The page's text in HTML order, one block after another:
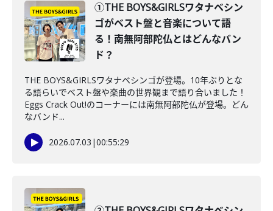
①THE BOYS&GIRLSワタナベシン
ゴがベスト盤と音楽について語
る！南無阿部陀仏とはどんなバン
ド？
THE BOYS&GIRLSワタナベシンゴが登場。10年ぶりとな
る語らいでベスト盤や楽曲の世界観まで語り合いました！
Eggs Crack Out!のコーナーには南無阿部陀仏が登場。どん
なバンド...
2026.07.03 |00:55:29